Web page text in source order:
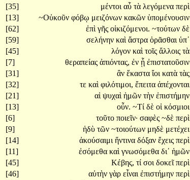
[35]
μέντοι αὖ τὰ λεγόμενα περὶ
[13]
~Οὐκοῦν φόβῳ μειζόνων κακῶν ὑπομένουσιν
[62]
ἐπὶ γῆς οἰκιζόμενοι. ~τούτων δὲ
[59]
σελήνην καὶ ἄστρα ὁρᾶσθαι ὑπ᾽
[45]
λόγον καὶ τοῖς ἄλλοις τὰ
[7]
θεραπείας ἀπιόντας, ἐν ᾗ ἐπιστατοῦσιν
[31]
ἂν ἕκαστα ἴοι κατὰ τὰς
[32]
τε καὶ φιλότιμοι, ἔπειτα ἀπέχονται
[21]
αἱ ψυχαὶ ἡμῶν τὴν ἐπιστήμην
[13]
οὖν. ~Τί δὲ οἱ κόσμιοι
[6]
τοῦτο ποιεῖν· σαφὲς ~δὲ περὶ
[9]
ἡδὺ τῶν ~τοιούτων μηδὲ μετέχει
[14]
ἀκούσαιμι ἥντινα δόξαν ἔχεις περὶ
[11]
ἐσόμεθα καὶ γνωσόμεθα δι᾽ ἡμῶν
[45]
Κέβης, τί σοι δοκεῖπερὶ
[46]
αὐτὴν γὰρ εἶναι ἐπιστήμην περὶ